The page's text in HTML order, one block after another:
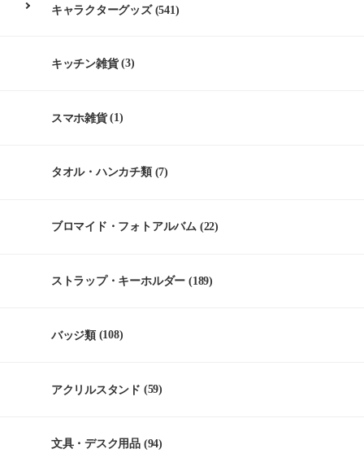
キャラクターグッズ(541)
キッチン雑貨(3)
スマホ雑貨(1)
タオル・ハンカチ類(7)
ブロマイド・フォトアルバム (22)
ストラップ・キーホルダー (189)
バッジ類(108)
アクリルスタンド (59)
文具・デスク用品 (94)